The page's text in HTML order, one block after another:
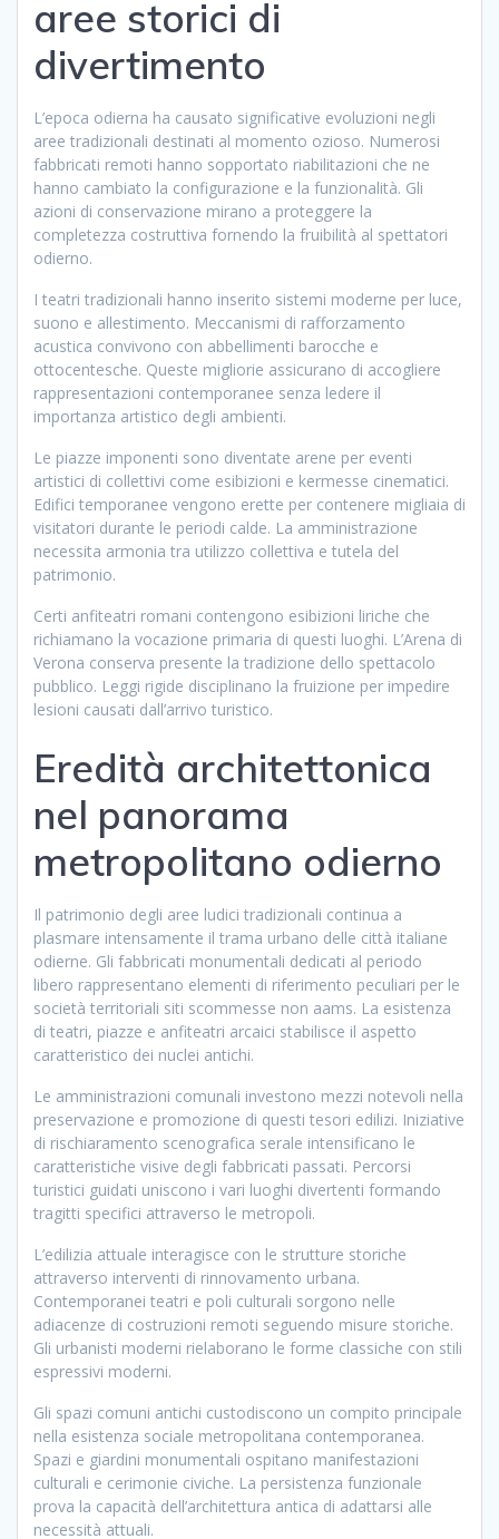
aree storici di
divertimento
L’epoca odierna ha causato significative evoluzioni negli
aree tradizionali destinati al momento ozioso. Numerosi
fabbricati remoti hanno sopportato riabilitazioni che ne
hanno cambiato la configurazione e la funzionalità. Gli
azioni di conservazione mirano a proteggere la
completezza costruttiva fornendo la fruibilità al spettatori
odierno.
I teatri tradizionali hanno inserito sistemi moderne per luce,
suono e allestimento. Meccanismi di rafforzamento
acustica convivono con abbellimenti barocche e
ottocentesche. Queste migliorie assicurano di accogliere
rappresentazioni contemporanee senza ledere il
importanza artistico degli ambienti.
Le piazze imponenti sono diventate arene per eventi
artistici di collettivi come esibizioni e kermesse cinematici.
Edifici temporanee vengono erette per contenere migliaia di
visitatori durante le periodi calde. La amministrazione
necessita armonia tra utilizzo collettiva e tutela del
patrimonio.
Certi anfiteatri romani contengono esibizioni liriche che
richiamano la vocazione primaria di questi luoghi. L’Arena di
Verona conserva presente la tradizione dello spettacolo
pubblico. Leggi rigide disciplinano la fruizione per impedire
lesioni causati dall’arrivo turistico.
Eredità architettonica
nel panorama
metropolitano odierno
Il patrimonio degli aree ludici tradizionali continua a
plasmare intensamente il trama urbano delle città italiane
odierne. Gli fabbricati monumentali dedicati al periodo
libero rappresentano elementi di riferimento peculiari per le
società territoriali siti scommesse non aams. La esistenza
di teatri, piazze e anfiteatri arcaici stabilisce il aspetto
caratteristico dei nuclei antichi.
Le amministrazioni comunali investono mezzi notevoli nella
preservazione e promozione di questi tesori edilizi. Iniziative
di rischiaramento scenografica serale intensificano le
caratteristiche visive degli fabbricati passati. Percorsi
turistici guidati uniscono i vari luoghi divertenti formando
tragitti specifici attraverso le metropoli.
L’edilizia attuale interagisce con le strutture storiche
attraverso interventi di rinnovamento urbana.
Contemporanei teatri e poli culturali sorgono nelle
adiacenze di costruzioni remoti seguendo misure storiche.
Gli urbanisti moderni rielaborano le forme classiche con stili
espressivi moderni.
Gli spazi comuni antichi custodiscono un compito principale
nella esistenza sociale metropolitana contemporanea.
Spazi e giardini monumentali ospitano manifestazioni
culturali e cerimonie civiche. La persistenza funzionale
prova la capacità dell’architettura antica di adattarsi alle
necessità attuali.